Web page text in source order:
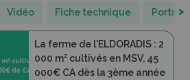
Vidéo Fiche technique >
La ferme de l'ELDORADIS : 2
000 m² cultivés en MSV, 45
000€ CA dès la 3ème année